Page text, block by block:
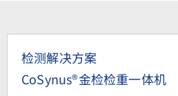
定制解决方案
服务
检测解决方案
CoSynus®金检检重一体机